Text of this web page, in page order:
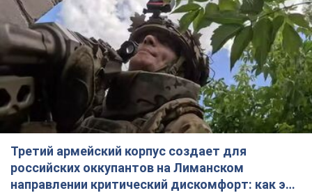
Третий армейский корпус создает для
российских оккупантов на Лиманском
направлении критический дискомфорт: как это